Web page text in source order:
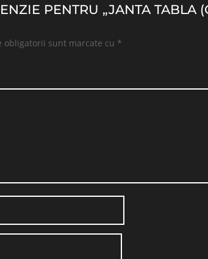
PENTRU „JANTA TABLA
obligatorii sunt marcate cu *